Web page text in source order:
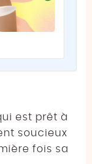
est prêt à
soucieux
fois sa